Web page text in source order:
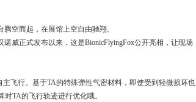
空而起，在展馆上空自由驰翔。
威正式发布以来，这是BionicFlyingFox公开亮相，让现场
飞行。基于TA的特殊弹性气密材料，即使受到轻微损坏也
TA的飞行轨迹进行优化哦。